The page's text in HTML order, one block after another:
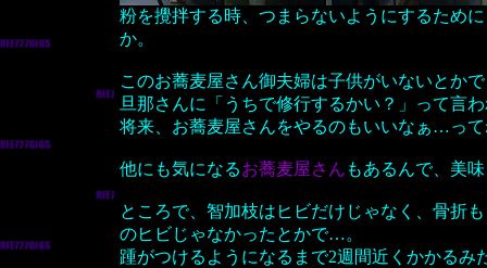
粉を攪拌する時、つまらないようにするため
か。
このお蕎麦屋さん御夫婦は子供がいないとか
旦那さんに「うちで修行するかい？」って言
将来、お蕎麦屋さんをやるのもいいなぁ…っ
他にも気になるお蕎麦屋さん もあるんで、美
ところで、智加枝はヒビだけじゃなく、骨折
のヒビじゃなかったとかで…。
踵がつけるようになるまで2週間近くかかるみ